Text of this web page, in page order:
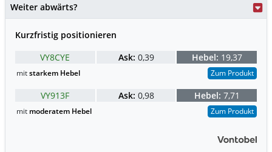
Weiter abwärts?
Kurzfristig positionieren
VY8CYE
Ask: 0,39 Hebel: 19,37
mitstarkem Hebel Zum Produkt
VY913F Ask: 0,98 Hebel: 7,71
mit moderatem Hebel Zum Produkt